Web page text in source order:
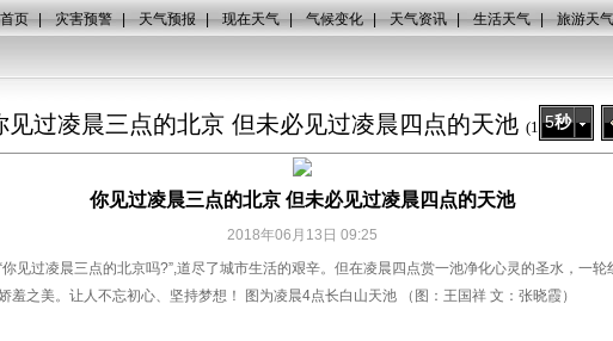
首页 | 灾害预警 | 天气预报 | 现在天气 | 气候变化 | 天气资讯 | 生活天气 | 旅游天气
见过凌晨三点的北京 但未必见过凌晨四点的天池 (1 /9)
5秒
你见过凌晨三点的北京 但未必见过凌晨四点的天池
2018年06月13日 09:25
见过凌晨三点的北京吗?”,道尽了城市生活的艰辛。但在凌晨四点赏一池净化心灵的圣水，一轮
羞之美。让人不忘初心、坚持梦想！ 图为凌晨4点长白山天池 （图：王国祥 文：张晓霞）